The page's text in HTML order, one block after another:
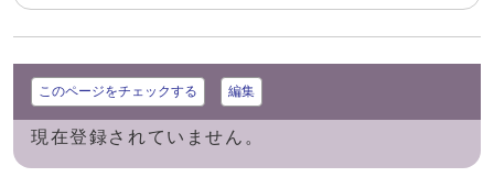
このページをチェックする 編集
現在登録されていません。